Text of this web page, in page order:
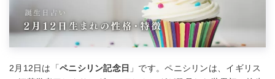
2月12日は「ペニシリン記念日 」です。ペニシリンは、イギリス